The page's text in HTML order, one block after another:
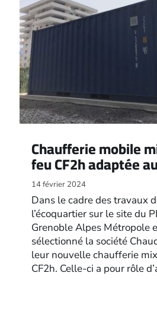
Chaufferie mobile
feu CF2h adaptée
14 février 2024
Dans le cadre des travaux
l’écoquartier sur le site du
Grenoble Alpes Métropole
sélectionné la société
leur nouvelle chaufferie
CF2h. Celle-ci a pour rôle